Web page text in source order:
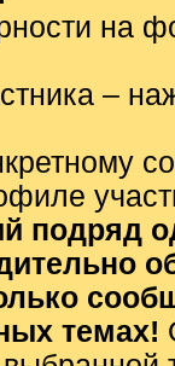
на
–
подряд
темах!